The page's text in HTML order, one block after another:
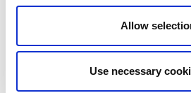
Allow
Use necessary
Klicka för
karta